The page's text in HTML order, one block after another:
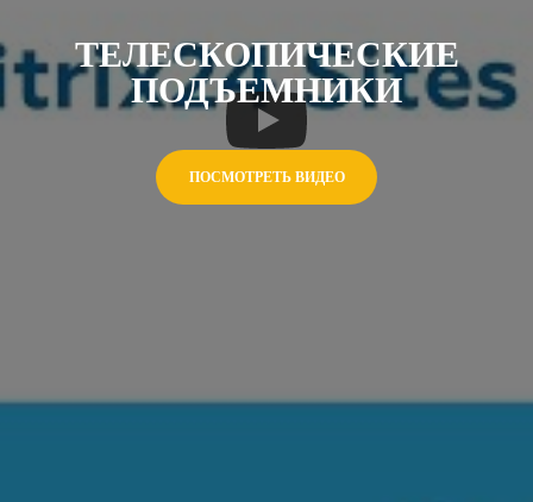
ТЕЛЕСКОПИЧЕСКИЕ
ПОДЪЕМНИКИ
ПОСМОТРЕТЬ ВИДЕО